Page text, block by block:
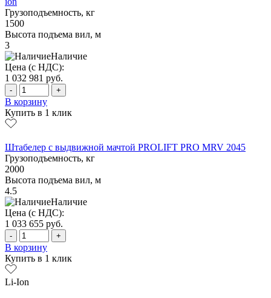
Грузоподъемность, кг
1500
Высота подъема вил, м
3
Наличие
Цена (с НДС):
1 032 981 руб.
- +
В корзину
Купить в 1 клик
Штабелер с выдвижной мачтой PROLIFT PRO MRV 2045
Грузоподъемность, кг
2000
Высота подъема вил, м
4.5
Наличие
Цена (с НДС):
1 033 655 руб.
- +
В корзину
Купить в 1 клик
Li-Ion